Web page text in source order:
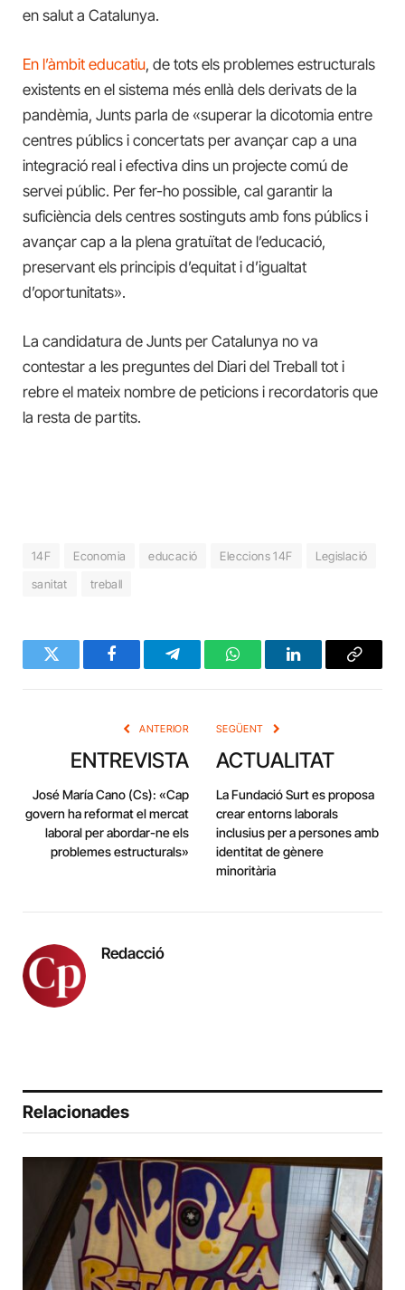
en salut a Catalunya.
En l’àmbit educatiu, de tots els problemes estructurals
existents en el sistema més enllà dels derivats de la
pandèmia, Junts parla de «superar la dicotomia entre
centres públics i concertats per avançar cap a una
integració real i efectiva dins un projecte comú de
servei públic. Per fer-ho possible, cal garantir la
suficiència dels centres sostinguts amb fons públics i
avançar cap a la plena gratuïtat de l’educació,
preservant els principis d’equitat i d’igualtat
d’oportunitats».
La candidatura de Junts per Catalunya no va
contestar a les preguntes del Diari del Treball tot i
rebre el mateix nombre de peticions i recordatoris que
la resta de partits.
14F Economia educació Eleccions 14F
Legislació
sanitat
treball
Twitter FacebookTelegramWhatsAppLinkedInCopy
ANTERIOR
ENTREVISTA
José María Cano (Cs): «Cap
govern ha reformat el mercat
laboral per abordar-ne els
problemes estructurals»
SEGÜENT
ACTUALITAT
La Fundació Surt es proposa
crear entorns laborals
inclusius per a persones amb
identitat de gènere
minoritària
Redacció
Relacionades